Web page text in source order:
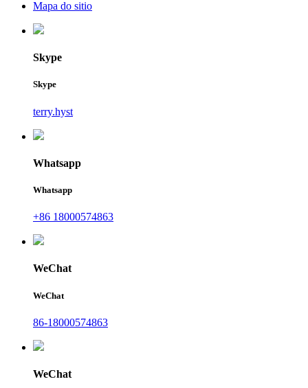
Mapa do sitio
Skype
Skype
terry.hyst
Whatsapp
Whatsapp
+86 18000574863
WeChat
WeChat
86-18000574863
WeChat